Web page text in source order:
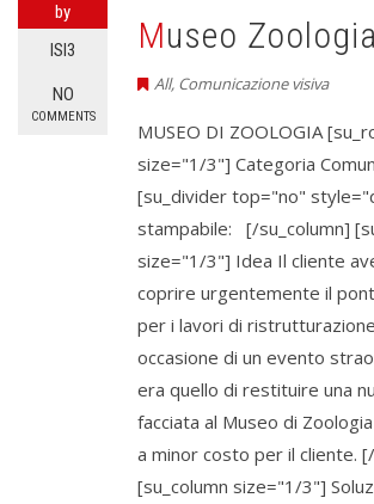
by
ISI3
NO
COMMENTS
Museo Zoologia
All, Comunicazione visiva
MUSEO DI ZOOLOGIA
size="1/3"] Categoria
[su_divider top="no"
stampabile: [/su_column]
size="1/3"] Idea Il cliente
coprire urgentemente il
per i lavori di
occasione di un evento
era quello di restituire una
facciata al Museo di
a minor costo per il cliente.
[su_column size="1/3"]